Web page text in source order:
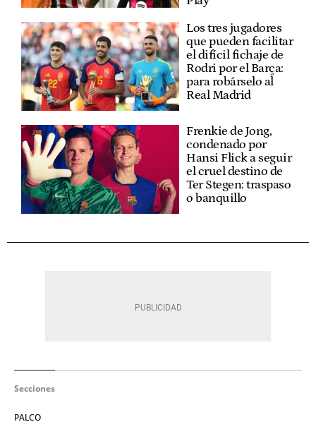
Los tres jugadores
que pueden facilitar
el difícil fichaje de
Rodri por el Barça:
para robárselo al
Real Madrid
Frenkie de Jong,
condenado por
Hansi Flick a seguir
el cruel destino de
Ter Stegen: traspaso
o banquillo
Secciones
PALCO